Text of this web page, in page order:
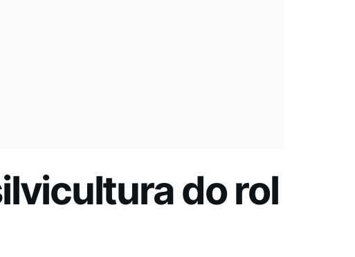
do rol